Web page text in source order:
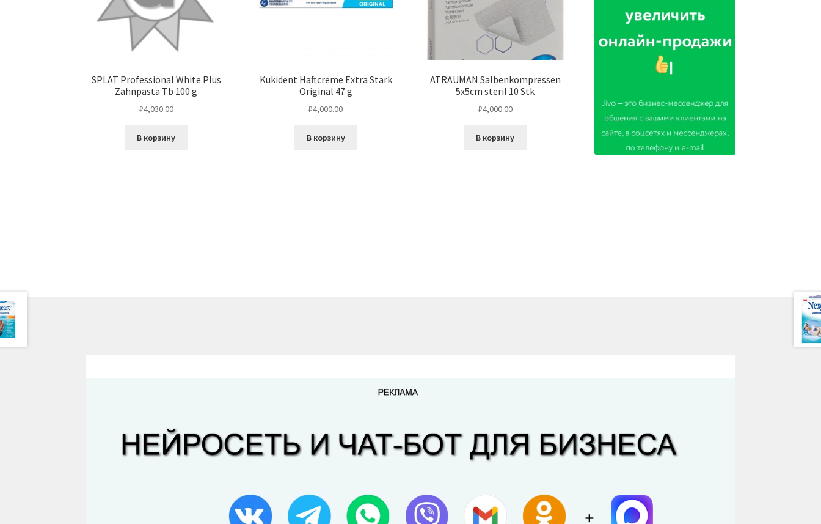
SPLAT Professional White Plus
Zahnpasta Tb 100 g
₽4,030.00
В корзину
Kukident Haftcreme Extra Stark
Original 47 g
₽4,000.00
В корзину
ATRAUMAN Salbenkompressen
5x5cm steril 10 Stk
₽4,000.00
В корзину